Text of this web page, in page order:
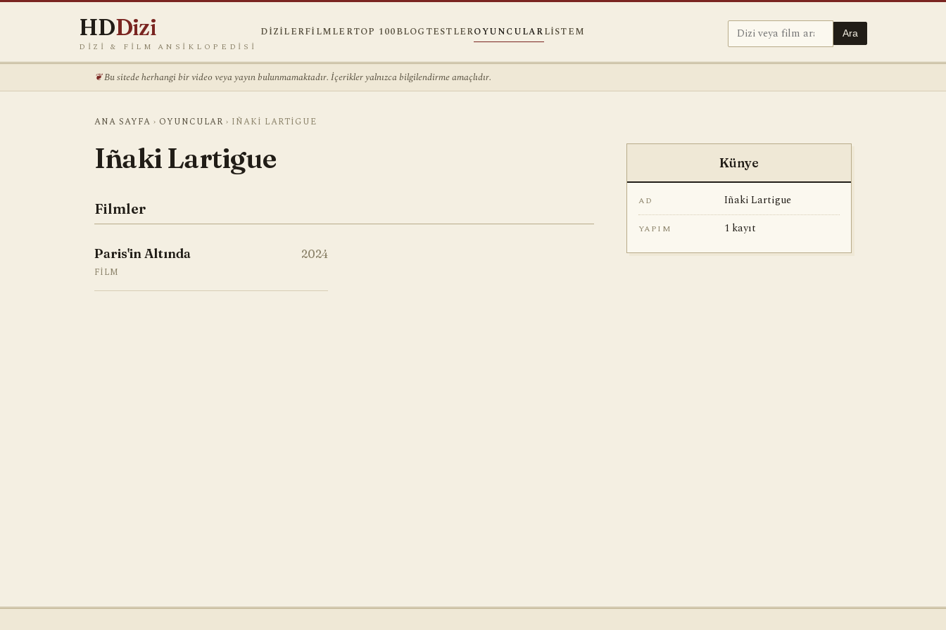
HDDizi
DIZI & FILM ANSIKLOPEDISI
DIZILERFILMLERTOP 100BLOGTESTLEROYUNCULARLISTEM Ara
Bu sitede herhangi bir video veya yayın bulunmamaktadır. İçerikler yalnızca bilgilendirme amaçlıdır.
ANA SAYFA › OYUNCULAR › IÑAKI LARTIGUE
Iñaki Lartigue
Filmler
Paris'in Altında 2024
FILM
Künye
AD Iñaki Lartigue
YAPIM 1 kayıt